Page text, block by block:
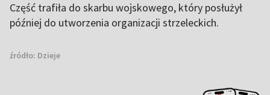
Część trafiła do skarbu wojskowego, który posłużył
później do utworzenia organizacji strzeleckich.
źródło: Dzieje